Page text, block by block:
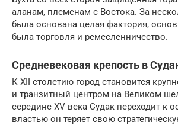
аланам, племенам с Востока. За
была основана целая фактория,
была торговля и ремесленничество.
Средневековая крепость в
К XII столетию город становится
и транзитный центром на Великом
середине XV века Судак переходит к
властью он теряет свою